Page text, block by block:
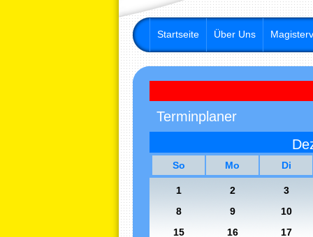
Startseite Über Uns
Terminplaner
So Mo Di
1 2
3
8
9
10
15
16
17